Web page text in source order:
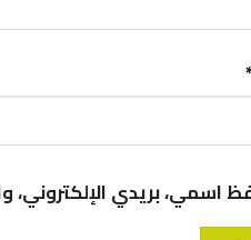
*
اسمي، بريدي الإلكتروني،